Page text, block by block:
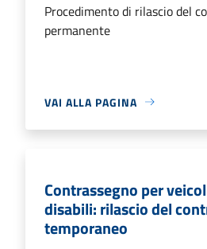
Procedimento di rilascio del
permanente
VAI ALLA PAGINA
Contrassegno per
disabili: rilascio del
temporaneo